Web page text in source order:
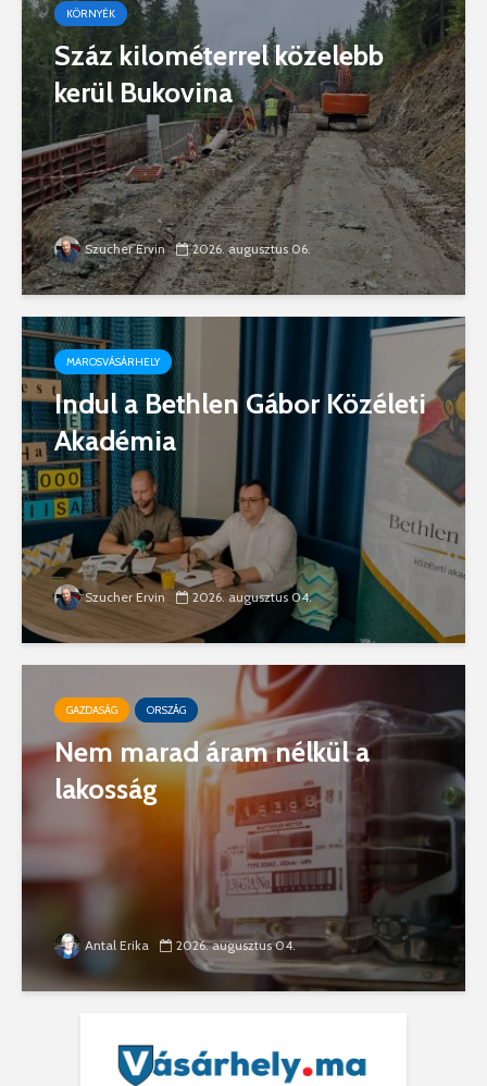
KÖRNYÉK
Száz kilométerrel közelebb
kerül Bukovina
Szucher Ervin 2026. augusztus 06.
MAROSVÁSÁRHELY
Indul a Bethlen Gábor Közéleti
Akadémia
Szucher Ervin 2026. augusztus 04.
GAZDASÁG ORSZÁG
Nem marad áram nélkül a
lakosság
Antal Erika 2026. augusztus 04.